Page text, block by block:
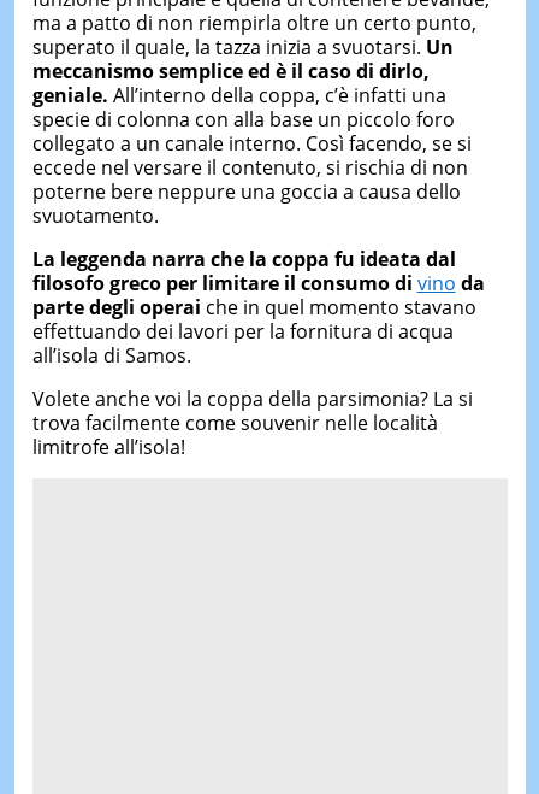
ma a patto di non riempirla oltre un certo punto,
superato il quale, la tazza inizia a svuotarsi. Un
meccanismo semplice ed è il caso di dirlo,
geniale. All’interno della coppa, c’è infatti una
specie di colonna con alla base un piccolo foro
collegato a un canale interno. Così facendo, se si
eccede nel versare il contenuto, si rischia di non
poterne bere neppure una goccia a causa dello
svuotamento.
La leggenda narra che la coppa fu ideata dal
filosofo greco per limitare il consumo di vino da
parte degli operai che in quel momento stavano
effettuando dei lavori per la fornitura di acqua
all’isola di Samos.
Volete anche voi la coppa della parsimonia? La si
trova facilmente come souvenir nelle località
limitrofe all’isola!